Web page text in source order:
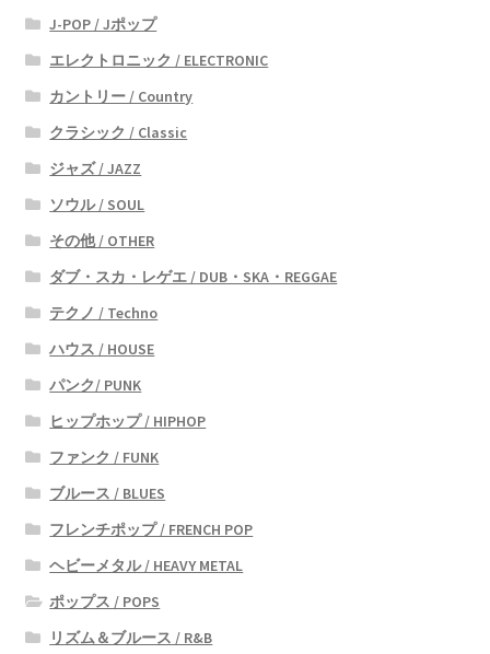
J-POP / Jポップ
エレクトロニック / ELECTRONIC
カントリー / Country
クラシック / Classic
ジャズ / JAZZ
ソウル / SOUL
その他 / OTHER
ダブ・スカ・レゲエ / DUB・SKA・REGGAE
テクノ / Techno
ハウス / HOUSE
パンク/ PUNK
ヒップホップ / HIPHOP
ファンク / FUNK
ブルース / BLUES
フレンチポップ / FRENCH POP
ヘビーメタル / HEAVY METAL
ポップス / POPS
リズム＆ブルース / R&B